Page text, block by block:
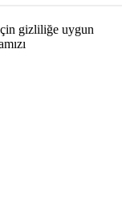
gizliliğe uygun